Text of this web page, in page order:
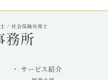
サービス紹介